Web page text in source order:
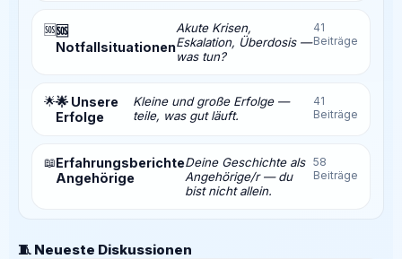
🆘🆘
Notfallsituationen
Akute Krisen,
Eskalation, Überdosis —
was tun?
41
Beiträge
🌟🌟 Unsere
Erfolge
Kleine und große Erfolge —
teile, was gut läuft.
41
Beiträge
📖Erfahrungsberichte
Angehörige
Deine Geschichte als
Angehörige/r — du
bist nicht allein.
58
Beiträge
🧵 Neueste Diskussionen